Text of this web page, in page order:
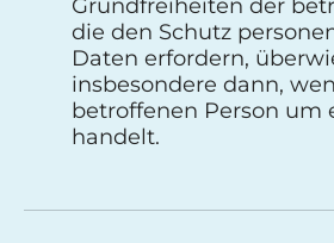
Grundfreiheiten der
die den Schutz
Daten erfordern,
insbesondere dann,
betroffenen Person um
handelt.